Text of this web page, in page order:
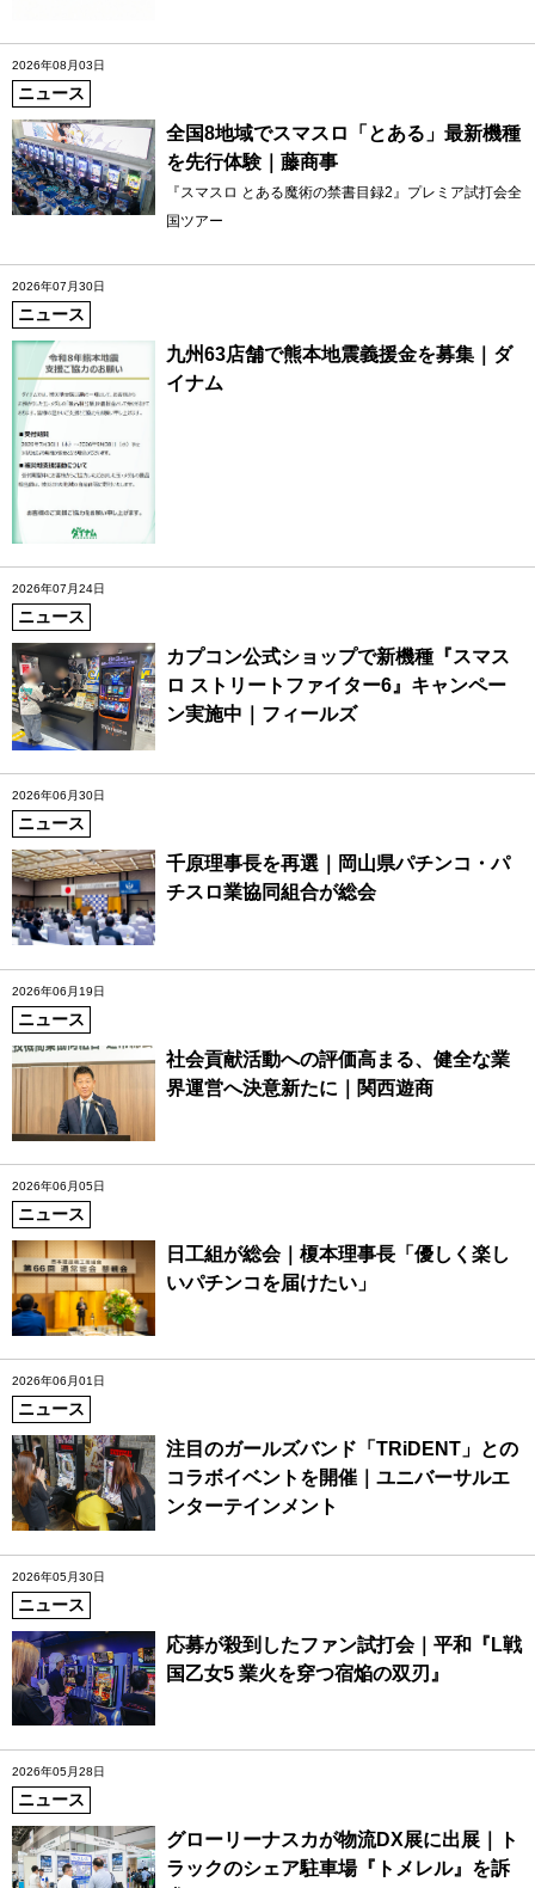
2026年08月03日
ニュース
全国8地域でスマスロ「とある」最新機種
を先行体験｜藤商事
『スマスロ とある魔術の禁書目録2』プレミア試打会全
国ツアー
2026年07月30日
ニュース
九州63店舗で熊本地震義援金を募集｜ダ
イナム
2026年07月24日
ニュース
カプコン公式ショップで新機種『スマス
ロ ストリートファイター6』キャンペー
ン実施中｜フィールズ
2026年06月30日
ニュース
千原理事長を再選｜岡山県パチンコ・パ
チスロ業協同組合が総会
2026年06月19日
ニュース
社会貢献活動への評価高まる、健全な業
界運営へ決意新たに｜関西遊商
2026年06月05日
ニュース
日工組が総会｜榎本理事長「優しく楽し
いパチンコを届けたい」
2026年06月01日
ニュース
注目のガールズバンド「TRiDENT」との
コラボイベントを開催｜ユニバーサルエ
ンターテインメント
2026年05月30日
ニュース
応募が殺到したファン試打会｜平和『L戦
国乙女5 業火を穿つ宿焔の双刃』
2026年05月28日
ニュース
グローリーナスカが物流DX展に出展｜ト
ラックのシェア駐車場『トメレル』を訴